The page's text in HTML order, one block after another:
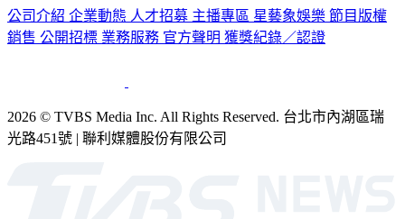
公司介紹 企業動態 人才招募 主播專區 星藝象娛樂 節目版權
銷售 公開招標 業務服務 官方聲明 獲獎紀錄／認證
2026 © TVBS Media Inc. All Rights Reserved. 台北市內湖區瑞
光路451號 | 聯利媒體股份有限公司